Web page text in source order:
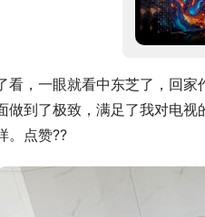
看，一眼就看中东芝了，回
做到了极致，满足了我对电
。点赞??